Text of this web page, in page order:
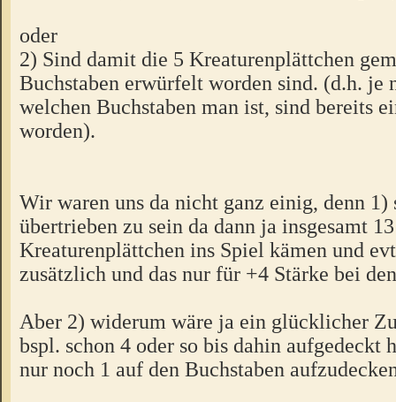
oder
2) Sind damit die 5 Kreaturenplättchen
Buchstaben erwürfelt worden sind. (d.h. je
welchen Buchstaben man ist, sind bereits
worden).
Wir waren uns da nicht ganz einig, denn 1)
übertrieben zu sein da dann ja insgesamt 13
Kreaturenplättchen ins Spiel kämen und
zusätzlich und das nur für +4 Stärke bei
Aber 2) widerum wäre ja ein glücklicher
bspl. schon 4 oder so bis dahin aufgedeckt
nur noch 1 auf den Buchstaben